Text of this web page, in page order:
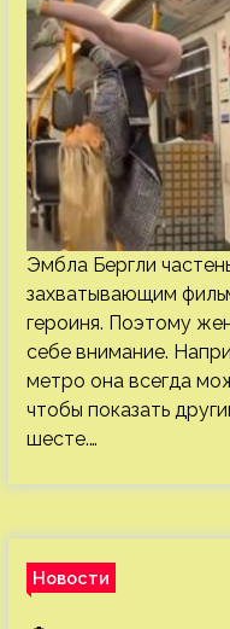
Эмбла Бергли
захватывающим
героиня. Поэтому
себе внимание.
метро она всегда
чтобы показать
шесте.…
Новости